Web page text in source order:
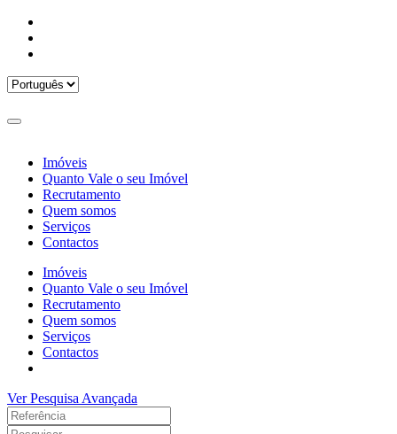
Imóveis
Quanto Vale o seu Imóvel
Recrutamento
Quem somos
Serviços
Contactos
Imóveis
Quanto Vale o seu Imóvel
Recrutamento
Quem somos
Serviços
Contactos
Ver Pesquisa Avançada